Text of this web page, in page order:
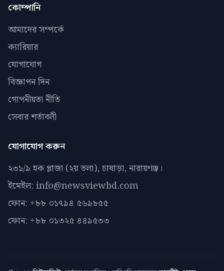
কোম্পানি
আমাদের সম্পর্কে
ক্যারিয়ার
যোগাযোগ
বিজ্ঞাপন দিন
গোপনীয়তা নীতি
সেবার শর্তাবলী
যোগাযোগ করুন
২৩১/৯ হক প্লাজা (২য় তলা), চাষাড়া, নারায়ণঞ্জ।
ইমেইল: info@newsviewbd.com
ফোন: +৮৮ ০১৭৯৪ ৫৬৯৮৫৫
ফোন: +৮৮ ০১৩২৫ ৪৪৯৫৩৩